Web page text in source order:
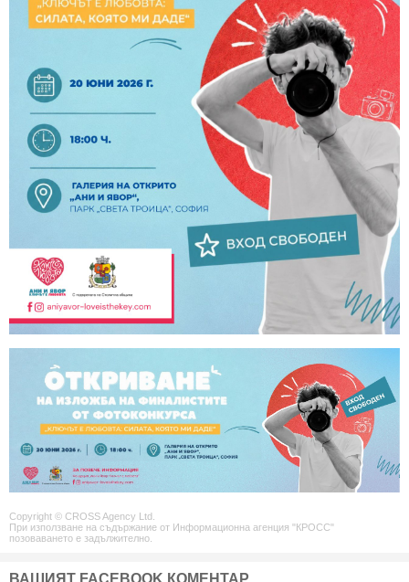
Copyright © CROSS Agency Ltd.
При използване на съдържание от Информационна агенция "КРОСС"
позоваването е задължително.